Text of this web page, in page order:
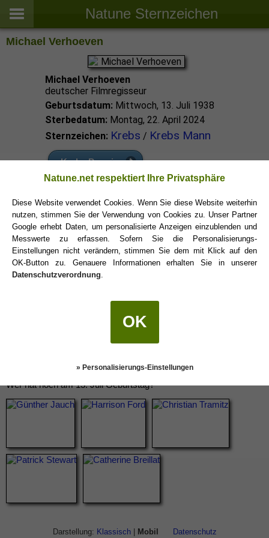
Natune Sternzeichen
Michael Verhoeven
Michael Verhoeven
deutscher Filmregisseur
Geburtsdatum: Mittwoch, 13. Juli 1938
Sterbedatum: Montag, 22. April 2024
Sternzeichen: Krebs / Krebs Mann
Krebs Promis
Krebs Sternzeichen
Wer hat noch am 13. Juli Geburtstag?
Darstellung: Klassisch| Mobil Datenschutz
Natune.net respektiert Ihre Privatsphäre
Diese Website verwendet Cookies. Wenn Sie diese Website weiterhin
nutzen, stimmen Sie der Verwendung von Cookies zu. Unser Partner
Google erhebt Daten, um personalisierte Anzeigen einzublenden und
Messwerte zu erfassen. Sofern Sie die Personalisierungs-
Einstellungen nicht verändern, stimmen Sie dem mit Klick auf den
OK-Button zu. Genauere Informationen erhalten Sie in unserer
Datenschutzverordnung
OK
» Personalisierungs-Einstellungen